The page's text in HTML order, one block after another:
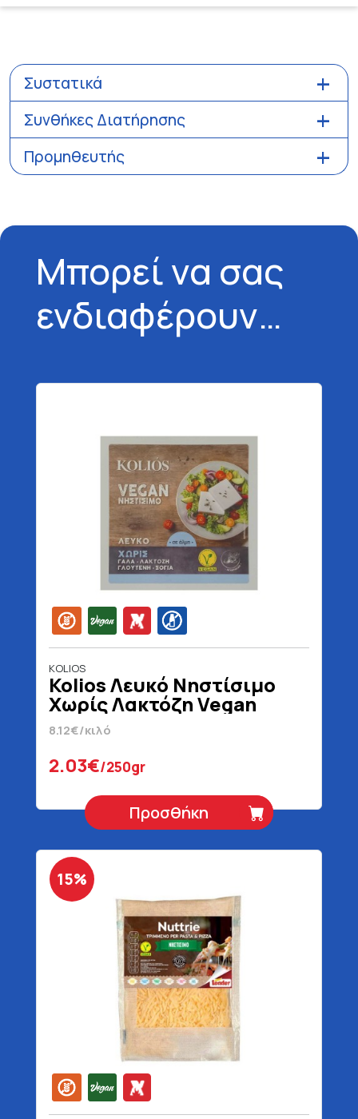
Συστατικά
Συνθήκες Διατήρησης
Προμηθευτής
Μπορεί να σας
ενδιαφέρουν…
KOLIOS
Kolios Λευκό Νηστίσιμο
Χωρίς Λακτόζη Vegan
Χωρίς Γλουτένη
8.12€/κιλό
2.03€/250gr
Προσθήκη
15%